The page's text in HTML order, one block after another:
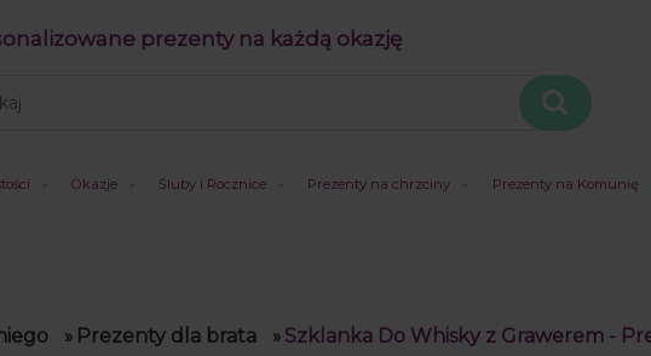
prezenty na każdą okazję
Okazje Śluby i Rocznice Prezenty na chrzciny Prezenty na Komunię
» Prezenty dla brata » Szklanka Do Whisky z Grawerem -